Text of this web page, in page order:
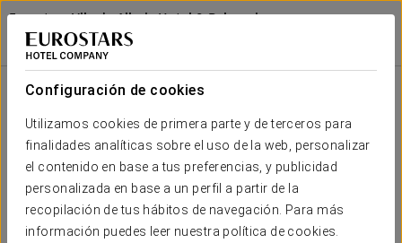
Configuración de cookies
Utilizamos cookies de primera parte y de terceros para
finalidades analíticas sobre el uso de la web, personalizar
el contenido en base a tus preferencias, y publicidad
personalizada en base a un perfil a partir de la
recopilación de tus hábitos de navegación. Para más
información puedes leer nuestra política de cookies.
Eurostars Vila de Allariz Hotel & Balneario
OURENSE - ALLARIZ
Regala Vila De Allariz